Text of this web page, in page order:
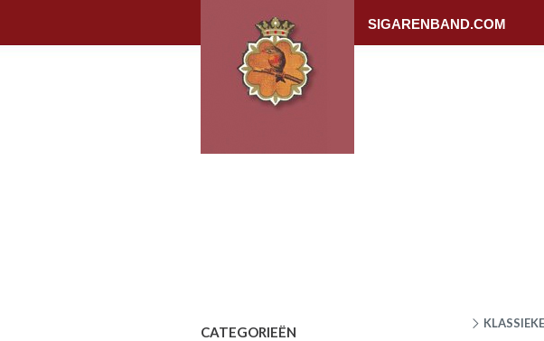
SIGARENBAND.COM
CATEGORIEËN